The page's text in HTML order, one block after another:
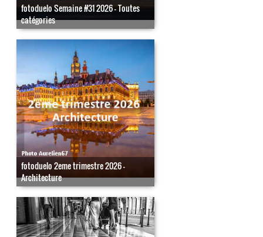
fotoduelo Semaine #31 2026 - Toutes
catégories
fotoduelo 2eme trimestre 2026 -
Architecture